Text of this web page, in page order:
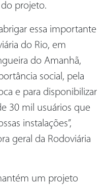
projeto.
essa importante
do Rio, em
do Amanhã,
social, pela
e para disponibilizar
30 mil usuários que
instalações”,
geral da Rodoviária
um projeto